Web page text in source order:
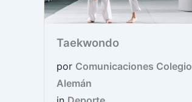
Taekwondo
por Comunicaciones Colegio
Alemán